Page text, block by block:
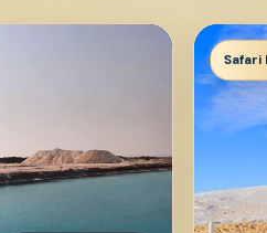
Safari